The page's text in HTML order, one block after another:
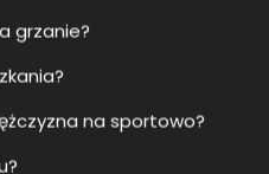
grzanie?
na sportowo?